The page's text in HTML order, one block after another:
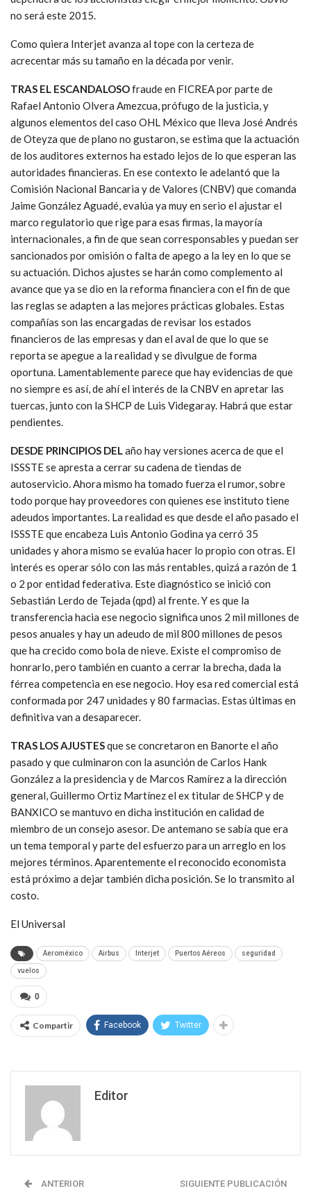
no será este 2015.
Como quiera Interjet avanza al tope con la certeza de
acrecentar más su tamaño en la década por venir.
TRAS EL ESCANDALOSOfraude en FICREA por parte de
Rafael Antonio Olvera Amezcua, prófugo de la justicia, y
algunos elementos del caso OHL México que lleva José Andrés
de Oteyza que de plano no gustaron, se estima que la actuación
de los auditores externos ha estado lejos de lo que esperan las
autoridades financieras. En ese contexto le adelantó que la
Comisión Nacional Bancaria y de Valores (CNBV) que comanda
Jaime González Aguadé, evalúa ya muy en serio el ajustar el
marco regulatorio que rige para esas firmas, la mayoría
internacionales, a fin de que sean corresponsables y puedan ser
sancionados por omisión o falta de apego a la ley en lo que se
su actuación. Dichos ajustes se harán como complemento al
avance que ya se dio en la reforma financiera con el fin de que
las reglas se adapten a las mejores prácticas globales. Estas
compañías son las encargadas de revisar los estados
financieros de las empresas y dan el aval de que lo que se
reporta se apegue a la realidad y se divulgue de forma
oportuna. Lamentablemente parece que hay evidencias de que
no siempre es así, de ahí el interés de la CNBV en apretar las
tuercas, junto con la SHCP de Luis Videgaray. Habrá que estar
pendientes.
DESDE PRINCIPIOS DELaño hay versiones acerca de que el
ISSSTE se apresta a cerrar su cadena de tiendas de
autoservicio. Ahora mismo ha tomado fuerza el rumor, sobre
todo porque hay proveedores con quienes ese instituto tiene
adeudos importantes. La realidad es que desde el año pasado el
ISSSTE que encabeza Luis Antonio Godina ya cerró 35
unidades y ahora mismo se evalúa hacer lo propio con otras. El
interés es operar sólo con las más rentables, quizá a razón de 1
o 2 por entidad federativa. Este diagnóstico se inició con
Sebastián Lerdo de Tejada (qpd) al frente. Y es que la
transferencia hacia ese negocio significa unos 2 mil millones de
pesos anuales y hay un adeudo de mil 800 millones de pesos
que ha crecido como bola de nieve. Existe el compromiso de
honrarlo, pero también en cuanto a cerrar la brecha, dada la
férrea competencia en ese negocio. Hoy esa red comercial está
conformada por 247 unidades y 80 farmacias. Estas últimas en
definitiva van a desaparecer.
TRAS LOS AJUSTESque se concretaron en Banorte el año
pasado y que culminaron con la asunción de Carlos Hank
González a la presidencia y de Marcos Ramírez a la dirección
general, Guillermo Ortiz Martínez el ex titular de SHCP y de
BANXICO se mantuvo en dicha institución en calidad de
miembro de un consejo asesor. De antemano se sabía que era
un tema temporal y parte del esfuerzo para un arreglo en los
mejores términos. Aparentemente el reconocido economista
está próximo a dejar también dicha posición. Se lo transmito al
costo.
El Universal
Aeroméxico Airbus Interjet Puertos Aéreos seguridad
vuelos
0
Compartir Facebook Twitter
Editor
ANTERIOR
SIGUIENTE PUBLICACIÓN